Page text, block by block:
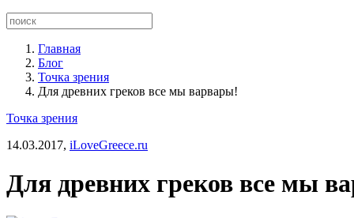
Главная
Блог
Точка зрения
Для древних греков все мы варвары!
Точка зрения
14.03.2017, iLoveGreece.ru
Для древних греков все мы